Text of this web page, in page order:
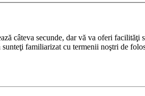
câteva secunde, dar vă va oferi
familiarizat cu termenii noştri de